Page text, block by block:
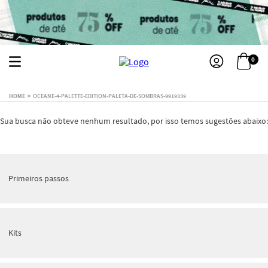
0
OCEANE-4-PALETTE-EDITION-PALETA-DE-SOMBRAS-9919339
Sua busca não obteve nenhum resultado, por isso temos sugestões abaixo:
Primeiros passos
Kits